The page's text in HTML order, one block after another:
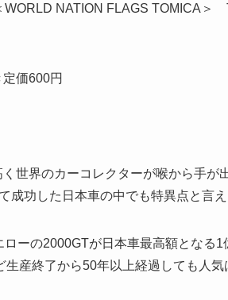
NATION FLAGS TOMICA＞
価600円
世界のカーコレクターが喉から手
成功した日本車の中でも特異点と言え
ーの2000GTが日本車最高額となる1
産終了から50年以上経過しても人